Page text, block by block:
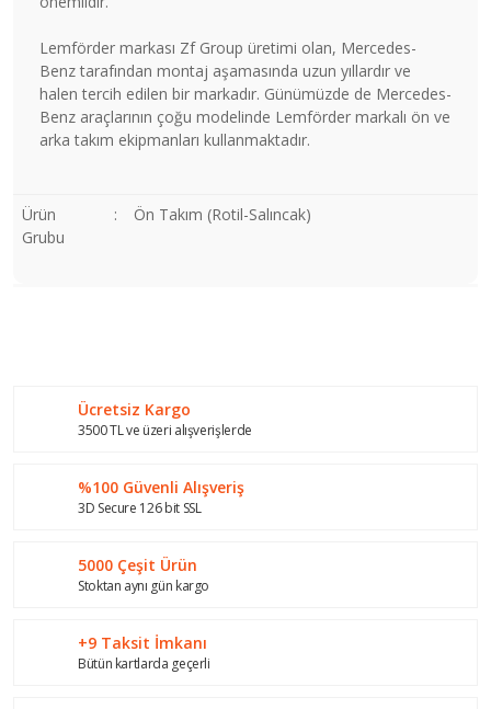
Lemförder markası Zf Group üretimi olan, Mercedes-
Benz tarafından montaj aşamasında uzun yıllardır ve
halen tercih edilen bir markadır. Günümüzde de Mercedes-
Benz araçlarının çoğu modelinde Lemförder markalı ön ve
arka takım ekipmanları kullanmaktadır.
Ürün
Grubu
: Ön Takım (Rotil-Salıncak)
Ürün resmi kalitesiz, bozuk veya görüntülenemiyor.
Ürün bilgilerinde hatalar bulunuyor.
Bu ürüne benzer farklı alternatifler olmalı.
Ücretsiz Kargo
3500 TL ve üzeri alışverişlerde
%100 Güvenli Alışveriş
3D Secure 126 bit SSL
5000 Çeşit Ürün
Stoktan aynı gün kargo
+9 Taksit İmkanı
Bütün kartlarda geçerli